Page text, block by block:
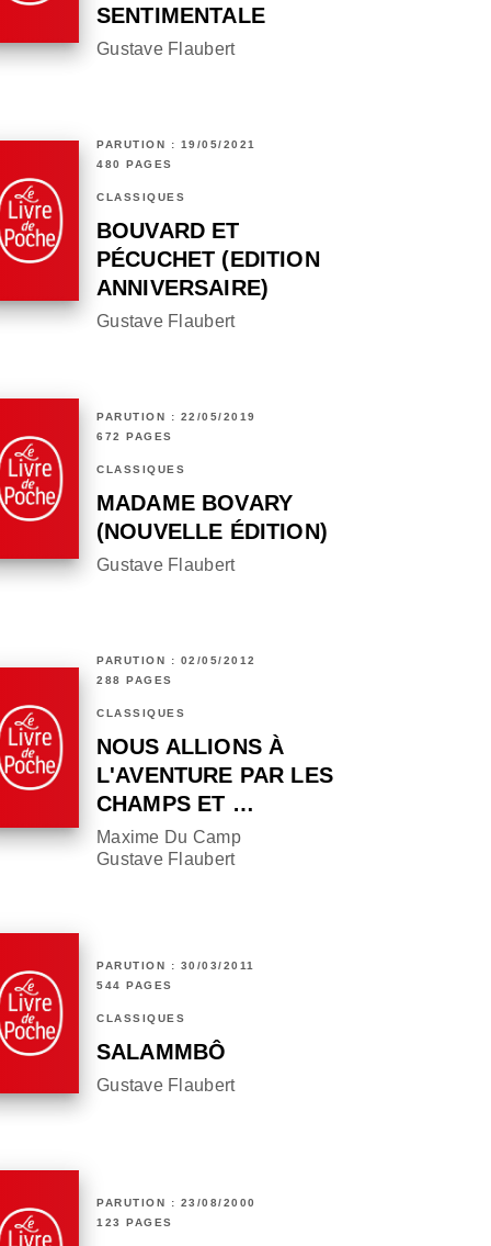
SENTIMENTALE
Gustave Flaubert
PARUTION : 19/05/2021
480 PAGES
CLASSIQUES
BOUVARD ET
PÉCUCHET (EDITION
ANNIVERSAIRE)
Gustave Flaubert
PARUTION : 22/05/2019
672 PAGES
CLASSIQUES
MADAME BOVARY
(NOUVELLE ÉDITION)
Gustave Flaubert
PARUTION : 02/05/2012
288 PAGES
CLASSIQUES
NOUS ALLIONS À
L'AVENTURE PAR LES
CHAMPS ET …
Maxime Du Camp
Gustave Flaubert
PARUTION : 30/03/2011
544 PAGES
CLASSIQUES
SALAMMBÔ
Gustave Flaubert
PARUTION : 23/08/2000
123 PAGES